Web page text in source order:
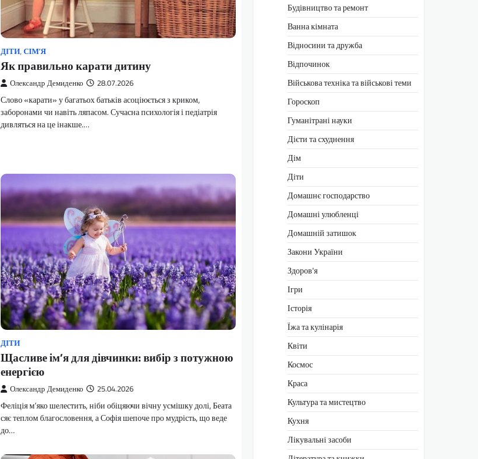
ДІТИ, СІМ’Я
Як правильно карати дитину
Олександр Демиденко 28.07.2026
Слово «карати» у багатьох батьків асоціюється з криком,
заборонами чи навіть ляпасом. Сучасна психологія і педіатрія
дивляться на це інакше.…
ДІТИ
Щасливе ім’я для дівчинки: вибір з потужною
енергією
Олександр Демиденко 25.04.2026
Феліція м’яко шелестить, ніби обіцяючи вічну усмішку долі, Беата
сяє теплом благословення, а Софія шепоче про мудрість, що веде
до…
Будівництво та ремонт
Ванна кімната
Відносини та дружба
Відпочинок
Військова техніка та військові теми
Гороскоп
Гуманітрані науки
Дієти та схуднення
Дім
Діти
Домашнє господарство
Домашні улюбленці
Домашній затишок
Закони України
Здоров'я
Ігри
Історія
Їжа та кулінарія
Квіти
Космос
Краса
Культура та мистецтво
Кухня
Лікувальні засоби